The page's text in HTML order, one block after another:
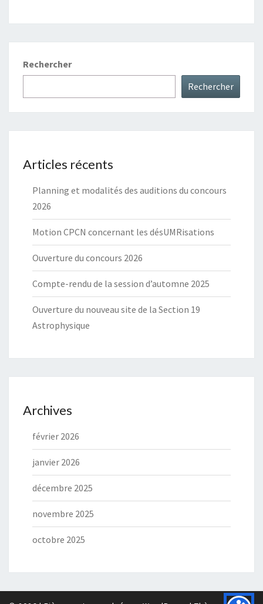
Rechercher
Rechercher
Articles récents
Planning et modalités des auditions du concours
2026
Motion CPCN concernant les désUMRisations
Ouverture du concours 2026
Compte-rendu de la session d’automne 2025
Ouverture du nouveau site de la Section 19
Astrophysique
Archives
février 2026
janvier 2026
décembre 2025
novembre 2025
octobre 2025